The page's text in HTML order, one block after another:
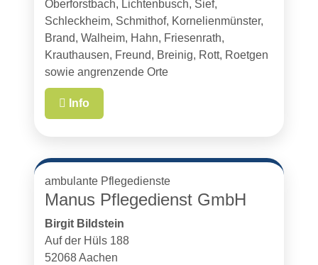
Oberforstbach, Lichtenbusch, Sief,
Schleckheim, Schmithof, Kornelienmünster,
Brand, Walheim, Hahn, Friesenrath,
Krauthausen, Freund, Breinig, Rott, Roetgen
sowie angrenzende Orte
Info
ambulante Pflegedienste
Manus Pflegedienst GmbH
Birgit Bildstein
Auf der Hüls 188
52068 Aachen